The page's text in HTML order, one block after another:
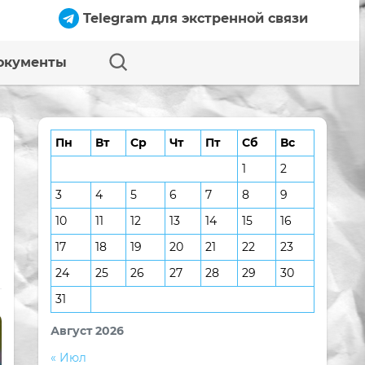
Telegram для экстренной связи
Август 2026
Пн Вт Ср Чт Пт Сб
Вс
1
2
3
4 5 6 7 8
9
10
11 12 13 14 15
16
17
18 19 20 21 22
23
24
25 26 27 28 29
30
31
« Июл